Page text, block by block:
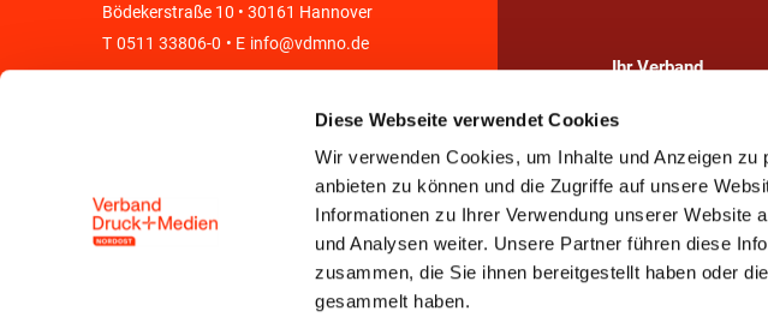
Diese Webseite verwendet Cookies
Wir verwenden Cookies, um Inhalte und Anzeigen
anbieten zu können und die Zugriffe auf unsere
Informationen zu Ihrer Verwendung unserer Website
und Analysen weiter. Unsere Partner führen diese
zusammen, die Sie ihnen bereitgestellt haben oder
gesammelt haben.
Bödekerstraße 10 • 30161 Hannover
T 0511 33806-0 • E info@vdmno.de
Ihr Verband
Ihr Weg zu uns
Ansprechpartner